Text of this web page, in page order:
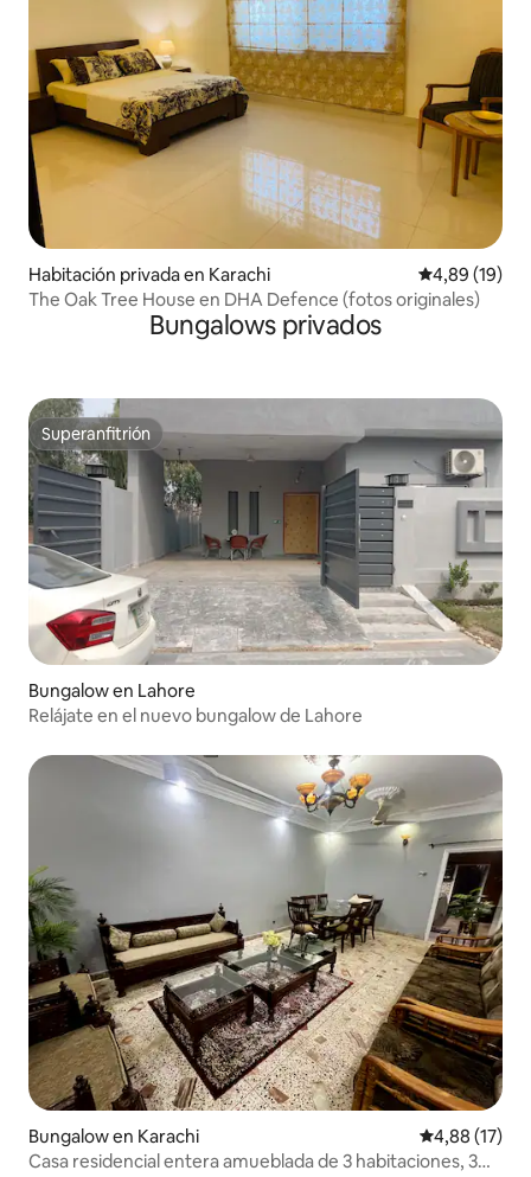
Habitación privada en Karachi Calificación
4,89 (19)
The Oak Tree House en DHA Defence (fotos originales)
Bungalows privados
Superanfitrión
Superanfitrión
Bungalow en Lahore
Relájate en el nuevo bungalow de Lahore
Bungalow en Karachi Calificación
4,88 (17)
Casa residencial entera amueblada de 3 habitaciones, 3